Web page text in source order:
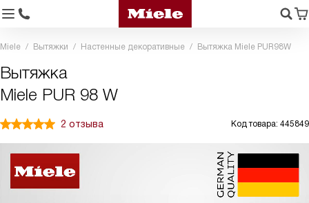
Miele Вытяжки Настенные декоративные Вытяжка Miele PUR98W
Вытяжка
Miele PUR 98 W
2 отзыва Код товара: 445849